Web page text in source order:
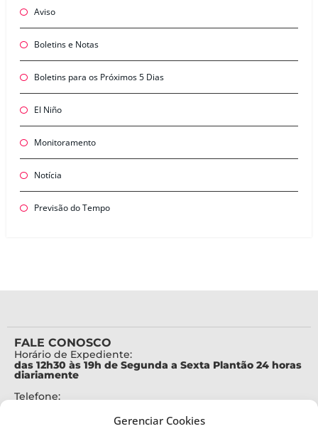
Gerenciar Cookies
Aviso
Boletins e Notas
Boletins para os Próximos 5 Dias
El Niño
Monitoramento
Notícia
Previsão do Tempo
FALE CONOSCO
Horário de Expediente:
das 12h30 às 19h de Segunda a Sexta Plantão 24 horas
diariamente
Telefone: